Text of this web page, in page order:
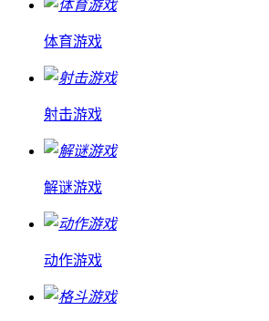
体育游戏
射击游戏
解谜游戏
动作游戏